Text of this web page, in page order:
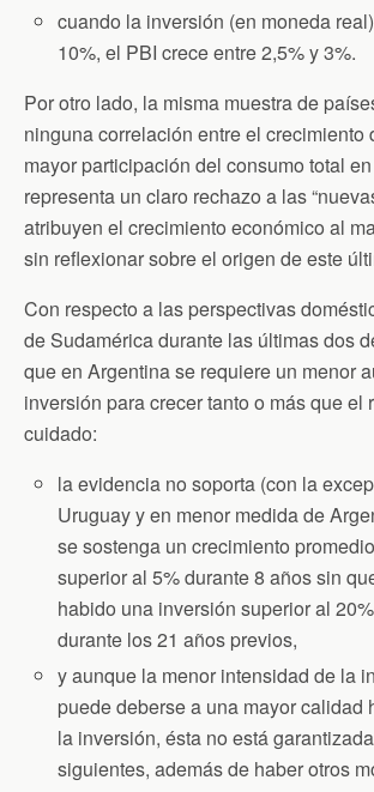
cuando la inversión (en moneda
10%, el PBI crece entre 2,5% y 3%.
Por otro lado, la misma muestra de
ninguna correlación entre el crecimiento
mayor participación del consumo total
representa un claro rechazo a las
atribuyen el crecimiento económico al
sin reflexionar sobre el origen de este
Con respecto a las perspectivas
de Sudamérica durante las últimas dos
que en Argentina se requiere un menor
inversión para crecer tanto o más que el
cuidado:
la evidencia no soporta (con la
Uruguay y en menor medida de
se sostenga un crecimiento
superior al 5% durante 8 años sin
habido una inversión superior al
durante los 21 años previos,
y aunque la menor intensidad de la
puede deberse a una mayor calidad
la inversión, ésta no está
siguientes, además de haber otros